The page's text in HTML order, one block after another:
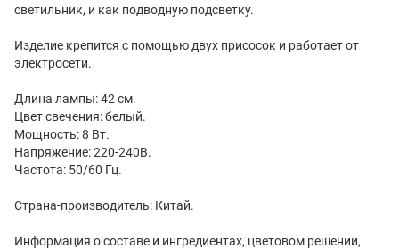
светильник, и как подводную подсветку.
Изделие крепится с помощью двух присосок и работает от
электросети.
Длина лампы: 42 см.
Цвет свечения: белый.
Мощность: 8 Вт.
Напряжение: 220-240В.
Частота: 50/60 Гц.
Страна-производитель: Китай.
Информация о составе и ингредиентах, цветовом решении,